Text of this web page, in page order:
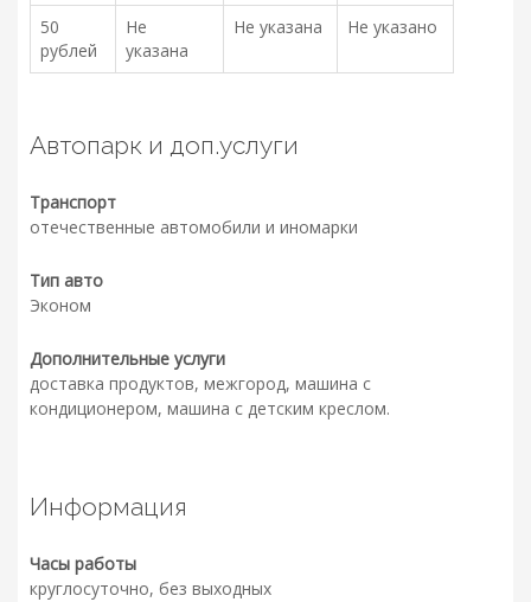
50
рублей
Не
указана
Не указана Не указано
Автопарк и доп.услуги
Транспорт
отечественные автомобили и иномарки
Тип авто
Эконом
Дополнительные услуги
доставка продуктов, межгород, машина с
кондиционером, машина с детским креслом.
Информация
Часы работы
круглосуточно, без выходных